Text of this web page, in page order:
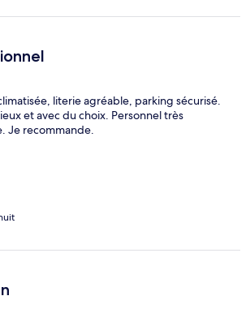
literie agréable, parking sécurisé.
et avec du choix. Personnel très
Je recommande.